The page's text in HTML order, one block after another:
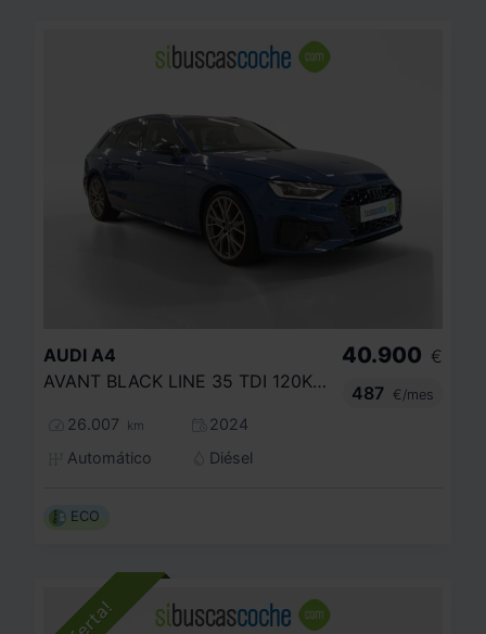
AUDI A4
AVANT BLACK LINE 35 TDI 120KW S TRONIC
26.007 km
2024
Automático
Diésel
40.900 €
487
€/mes
ECO